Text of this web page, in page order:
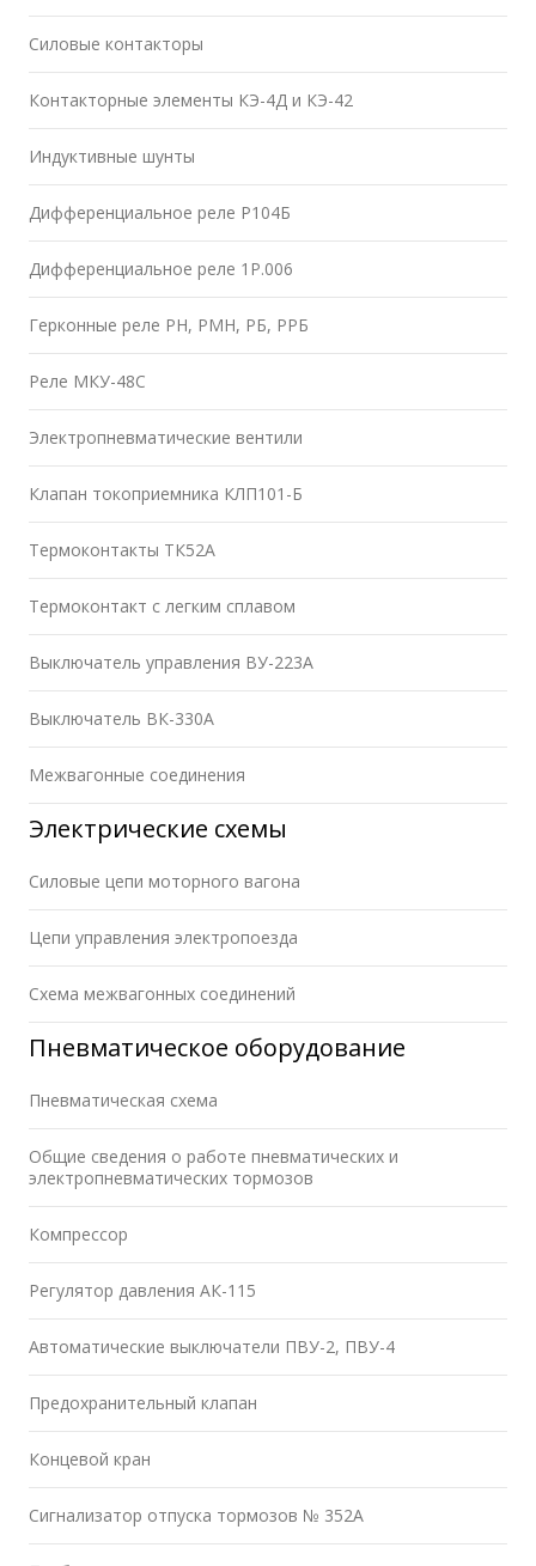
Силовые контакторы
Контакторные элементы КЭ-4Д и КЭ-42
Индуктивные шунты
Дифференциальное реле Р104Б
Дифференциальное реле 1Р.006
Герконные реле РН, РМН, РБ, РРБ
Реле МКУ-48С
Электропневматические вентили
Клапан токоприемника КЛП101-Б
Термоконтакты ТК52А
Термоконтакт с легким сплавом
Выключатель управления ВУ-223А
Выключатель ВК-330А
Межвагонные соединения
Электрические схемы
Силовые цепи моторного вагона
Цепи управления электропоезда
Схема межвагонных соединений
Пневматическое оборудование
Пневматическая схема
Общие сведения о работе пневматических и
электропневматических тормозов
Компрессор
Регулятор давления АК-115
Автоматические выключатели ПВУ-2, ПВУ-4
Предохранительный клапан
Концевой кран
Сигнализатор отпуска тормозов № 352А